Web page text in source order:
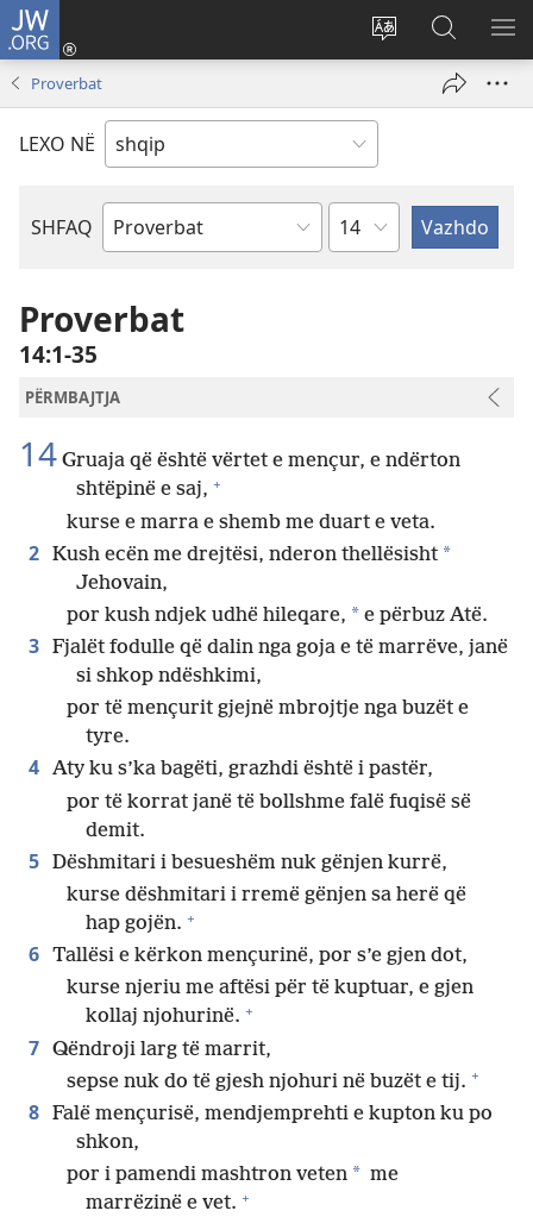
JW.ORG
Ndrysho
Hyr
me
dritare
Kërko
në
JW.ORG
Proverbat
LEXO NË
SHFAQ
Librit
Biblës
Kapitullit
Proverbat
14:1-35
PËRMBAJTJA
14 Gruaja që është vërtet e mençur, e ndërton
shtëpinë e saj, +
kurse e marra e shemb me duart e veta.
2 Kush ecën me drejtësi, nderon thellësisht *
Jehovain,
por kush ndjek udhë hileqare, * e përbuz Atë.
3 Fjalët fodulle që dalin nga goja e të marrëve, janë
si shkop ndëshkimi,
por të mençurit gjejnë mbrojtje nga buzët e
tyre.
4 Aty ku s’ka bagëti, grazhdi është i pastër,
por të korrat janë të bollshme falë fuqisë së
demit.
5 Dëshmitari i besueshëm nuk gënjen kurrë,
kurse dëshmitari i rremë gënjen sa herë që
hap gojën. +
6 Tallësi e kërkon mençurinë, por s’e gjen dot,
kurse njeriu me aftësi për të kuptuar, e gjen
kollaj njohurinë. +
7 Qëndroji larg të marrit,
sepse nuk do të gjesh njohuri në buzët e tij. +
8 Falë mençurisë, mendjemprehti e kupton ku po
shkon,
por i pamendi mashtron veten * me
marrëzinë e vet. +